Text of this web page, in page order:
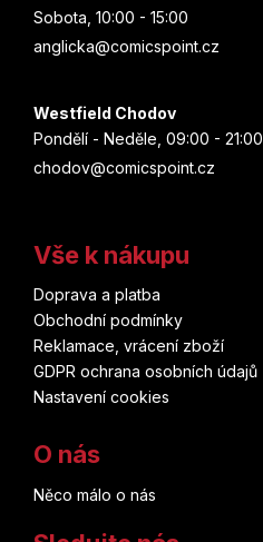
Sobota, 10:00 - 15:00
anglicka@comicspoint.cz
Westfield Chodov
Pondělí - Neděle, 09:00 - 21:00
chodov@comicspoint.cz
Vše k nákupu
Doprava a platba
Obchodní podmínky
Reklamace, vrácení zboží
GDPR ochrana osobních údajů
Nastavení cookies
O nás
Něco málo o nás